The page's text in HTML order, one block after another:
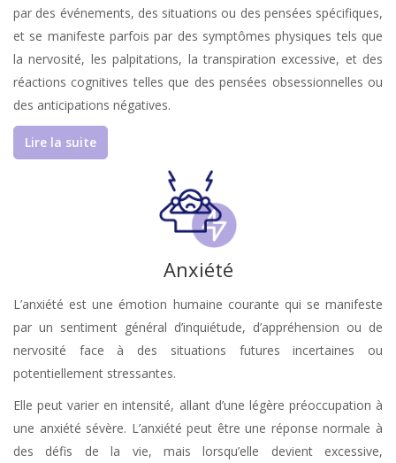
par des événements, des situations ou des pensées spécifiques,
et se manifeste parfois par des symptômes physiques tels que
la nervosité, les palpitations, la transpiration excessive, et des
réactions cognitives telles que des pensées obsessionnelles ou
des anticipations négatives.
Lire la suite
Anxiété
L’anxiété est une émotion humaine courante qui se manifeste
par un sentiment général d’inquiétude, d’appréhension ou de
nervosité face à des situations futures incertaines ou
potentiellement stressantes.
Elle peut varier en intensité, allant d’une légère préoccupation à
une anxiété sévère. L’anxiété peut être une réponse normale à
des défis de la vie, mais lorsqu’elle devient excessive,